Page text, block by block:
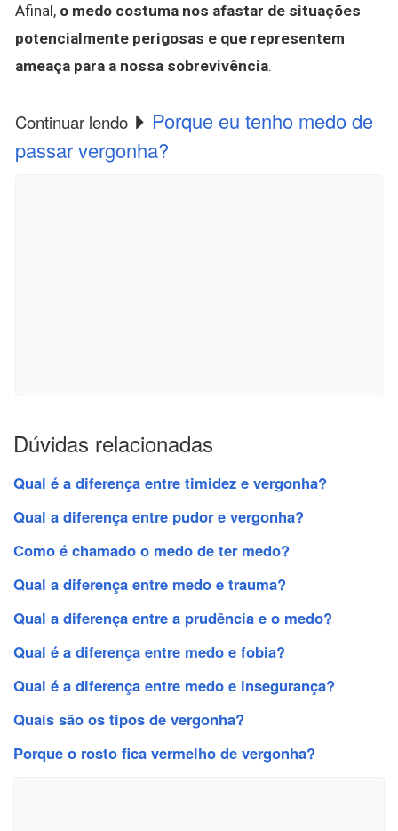
Afinal, o medo costuma nos afastar de situações
potencialmente perigosas e que representem
ameaça para a nossa sobrevivência.
Continuar lendo
Porque eu tenho medo de
passar vergonha?
Dúvidas relacionadas
Qual é a diferença entre timidez e vergonha?
Qual a diferença entre pudor e vergonha?
Como é chamado o medo de ter medo?
Qual a diferença entre medo e trauma?
Qual a diferença entre a prudência e o medo?
Qual é a diferença entre medo e fobia?
Qual é a diferença entre medo e insegurança?
Quais são os tipos de vergonha?
Porque o rosto fica vermelho de vergonha?